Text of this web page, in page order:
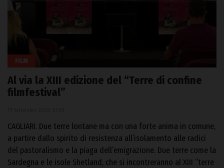
FILM
Al via la XIII edizione del “Terre di confine
filmfestival”
CAGLIARI. Due terre lontane ma con una forte anima in comune,
a partire dallo spirito di resistenza all’isolamento alle radici
del pastoralismo e la piaga dell’emigrazione. Due terre come la
Sardegna e le isole Shetland, che si incontreranno al XIII “terre